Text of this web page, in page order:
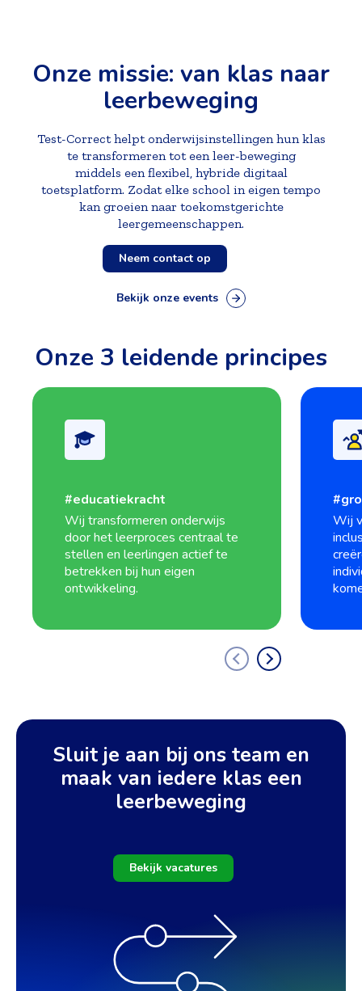
Onze missie: van klas naar
leerbeweging
Test-Correct helpt onderwijsinstellingen hun klas
te transformeren tot een leer-beweging
middels een flexibel, hybride digitaal
toetsplatform. Zodat elke school in eigen tempo
kan groeien naar toekomstgerichte
leergemeenschappen.
Neem contact op
Bekijk onze events
Onze 3 leidende principes
#educatiekracht
Wij transformeren onderwijs
door het leerproces centraal te
stellen en leerlingen actief te
betrekken bij hun eigen
ontwikkeling.
Wij
Sluit je aan bij ons team en
maak van iedere klas een
leerbeweging
Bekijk vacatures